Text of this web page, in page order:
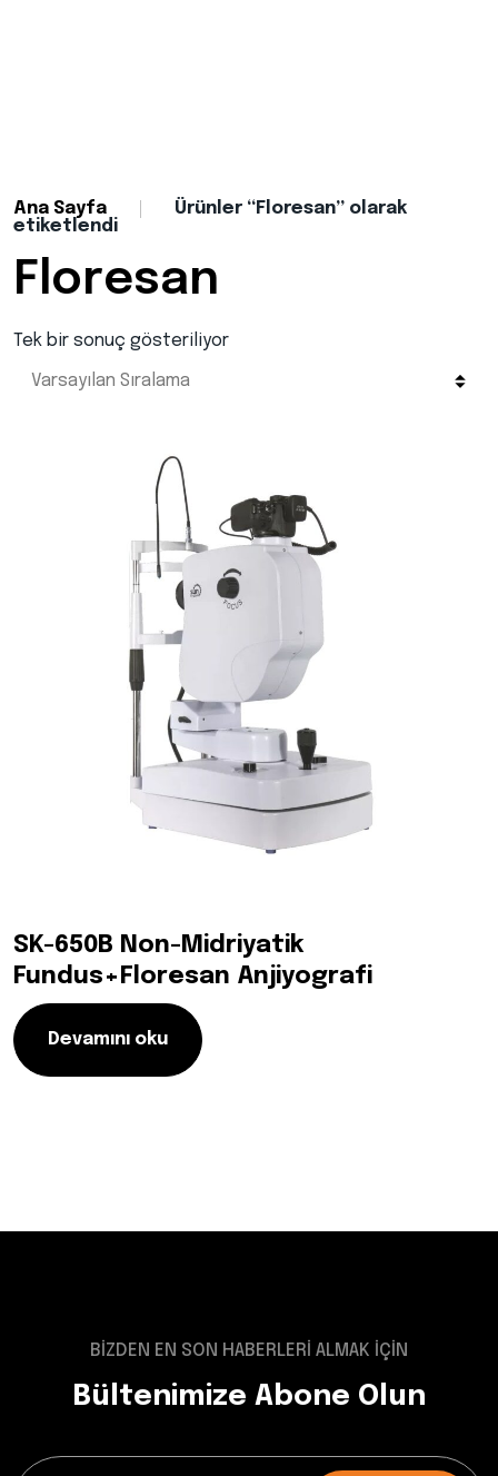
Ana Sayfa
Ürünler “Floresan” olarak
etiketlendi
Floresan
Tek bir sonuç gösteriliyor
SK-650B Non-Midriyatik
Fundus+Floresan Anjiyografi
Devamını oku
BİZDEN EN SON HABERLERİ ALMAK İÇİN
Bültenimize Abone Olun